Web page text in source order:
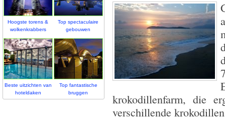
Hoogste torens &
wolkenkrabbers
Top spectaculaire
gebouwen
Beste uitzichten van
hoteldaken
Top fantastische
bruggen
krokodillenfarm, die
verschillende